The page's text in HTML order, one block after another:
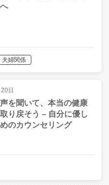
夫婦関係
日
を聞いて、本当の健康
り戻そう – 自分に優し
のカウンセリング